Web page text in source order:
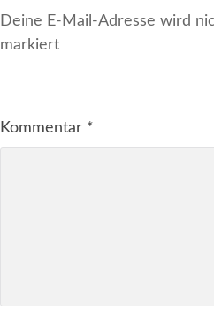
Deine E-Mail-Adresse wird
markiert
Kommentar *